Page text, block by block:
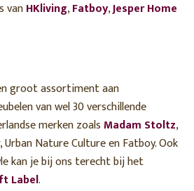
vanHKliving,Fatboy,Jesper Home
groot assortiment aan
van wel 30 verschillende
merken zoalsMadam Stoltz,
Nature Culture en Fatboy. Ook
kan je bij ons terecht bij het
Label.